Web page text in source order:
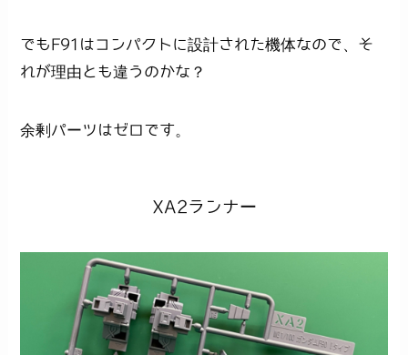
でもF91はコンパクトに設計された機体なので、そ
れが理由とも違うのかな？
余剰パーツはゼロです。
XA2ランナー